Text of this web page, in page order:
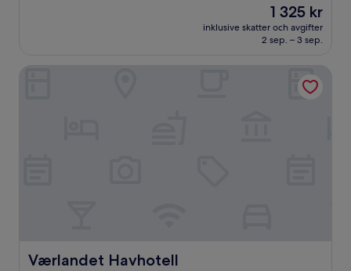
Priset
är
1 325 kr
1 325 kr
inklusive skatter och avgifter
2 sep. – 3 sep.
Værlandet Havhotell
Værlandet Havhotell